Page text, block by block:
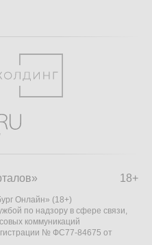
18+
Онлайн» (18+)
по надзору в сфере связи,
коммуникаций
№ ФС77-84675 от